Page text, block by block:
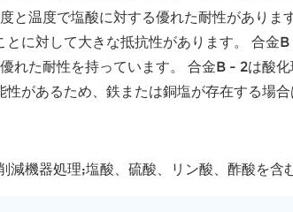
と温度で塩酸に対する優れた耐性がありま
に対して大きな抵抗性があります。 合金
れた耐性を持っています。 合金B - 2は酸
があるため、鉄または銅塩が存在する場合
減機器処理;塩酸、硫酸、リン酸、酢酸を含